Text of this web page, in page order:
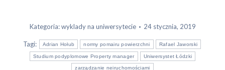
Kategoria:wyklady na uniwersytecie 24 stycznia, 2019
Tagi: Adrian Hołub normy pomairu powierzchni Rafael Jaworski
Studium podyplomowe Property manager Uniwersystet Łódzki
zarządzanie neiruchomościami